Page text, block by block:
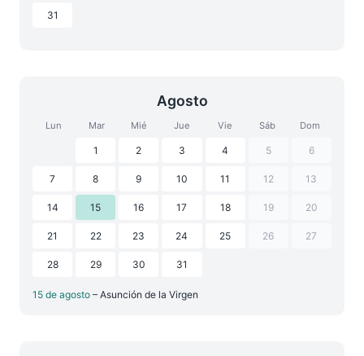
31
Agosto
Lun Mar Mié Jue Vie Sáb Dom
1 2 3 4 5 6
7 8 9 10 11 12 13
14 15 16 17 18 19 20
21 22 23 24 25 26 27
28 29 30 31
15 de agosto – Asunción de la Virgen